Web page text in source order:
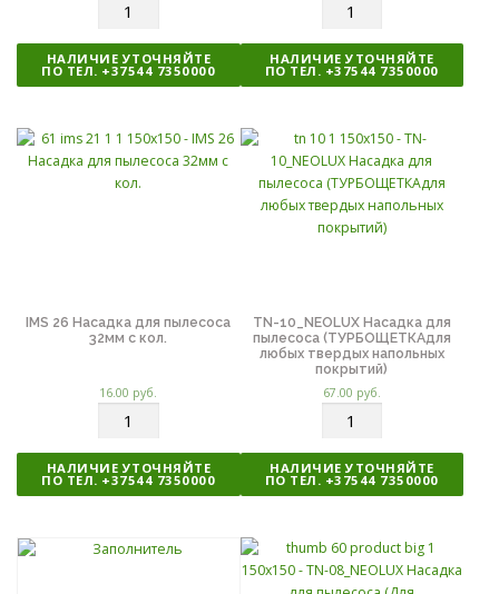
л
и
ч
т
НАЛИЧИЕ УТОЧНЯЙТЕ
ПО ТЕЛ. +37544 7350000
л
и
ч
с
т
в
о
НАЛИЧИЕ УТОЧНЯЙТЕ
ПО ТЕЛ. +37544 7350000
IMS 26 Насадка для пылесоса
32мм с кол.
16.00 руб.
л
и
ч
с
НАЛИЧИЕ УТОЧНЯЙТЕ
ПО ТЕЛ. +37544 7350000
TN-10_NEOLUX Насадка для
пылесоса (ТУРБОЩЕТКАдля
любых твердых напольных
покрытий)
67.00 руб.
л
и
ч
с
т
НАЛИЧИЕ УТОЧНЯЙТЕ
ПО ТЕЛ. +37544 7350000